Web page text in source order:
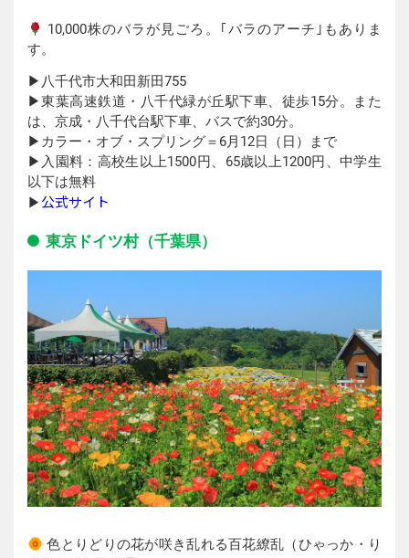
10,000株のバラが見ごろ。｢バラのアーチ｣もありま
す。
▶︎八千代市大和田新田755
▶︎東葉高速鉄道・八千代緑が丘駅下車、徒歩15分。また
は、京成・八千代台駅下車、バスで約30分。
▶︎カラー・オブ・スプリング＝6月12日（日）まで
▶︎入園料：高校生以上1500円、65歳以上1200円、中学生
以下は無料
▶︎ 公式サイト
東京ドイツ村（千葉県）
色とりどりの花が咲き乱れる百花繚乱（ひゃっか・り